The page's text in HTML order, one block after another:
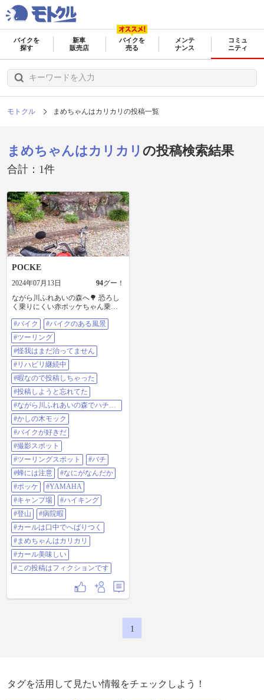
バイクを
探す
新車
販売店
バイクを
売る
メンテ
ナンス
コミュ
ニティ
モトクル まめちゃんはカリカリの投稿一覧
まめちゃんはカリカリ の投稿検索結果
合計：1件
POCKE
2024年07月13日 94グー！
ながら川ふれあいの森へ🌳 恐ろし
く乗りにくい赤ポッケちゃん乗っ
してもモゴモゴいうだけで走って
くれない赤ポッケちゃん…🏍️😹💦
自転車乗ってるオバちゃんに軽々
と抜かれ馬鹿にされ… でもある回
転からいきなりドーンと走り出し
真上向いて走り振り落とされがち
に両足バタバタ🏍️💨⤴️👣😹💦 する
とさっきのオバちゃんにあなたバ
イク乗るの下手ねぇ〜 そんな小
さいのも乗れないなんてと言われ
てショック…😿 そんな感じで走っ
ていたら車のドライバーやチビッ
コに野良犬にも笑われました…🐶
ながら川ふれあいの森へ着き石像
前で写真撮り石のモニュメントと
大きなかしの木モックの前でも写
真を撮る📸 大きな木が動いてピノ
キオ〜🙀💦💦 （動く訳がないよ
ね…👻💦） しかしココはどんな所
なの❓ 案内板見たらキャンプ場や登
山、ハイキングが出来る場所でし
た🗻⛺🥾 せっかく来たのだから少
し山歩きしよ〜とハイキングコー
スを歩く🐈🐾 うわ… 蜂さん飛ん
でる…🐝怖い…💦 ブゥ~ン蜂だよ〜
んプチュ🐝💉⁉️ 私）んん…❓ しば
らくしてフギャ〜🙀💦💦 何もして
ないのに蜂に刺された…🐝💥🙀❗ で
も大丈夫✨ 厚手のところ刺された
のでセーフ🌱🐱 これは危ないので
引き返して帰って来ました⚠️🐈🐾
私何しに行ったのだろう…😹 帰っ
んと触れ合って来た#かしの木モッ
ク#バイクが好きだ#撮影スポット#
#バイク
#バイクのある風景
#ツーリング
#怪我はまだ治ってません
#リハビリ継続中
#暇なので投稿しちゃった
#投稿しようと忘れてた
#ながら川ふれあいの森でハチさ
んと触れ合って来た
#かしの木モック
#バイクが好きだ
#撮影スポット
#ツーリングスポット
#バチ
#蜂には注意
#なにがなんだか
#ポッケ
#YAMAHA
#キャンプ場
#ハイキング
#登山
#病院暇
#カールは口中でへばりつく
#まめちゃんはカリカリ
#カール美味しい
#この投稿はフィクションです
1
タグを活用して見たい情報をチェックしよう！